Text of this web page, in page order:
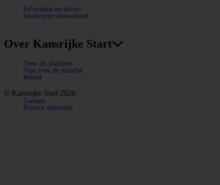
Informatie en advies
Inschrijven nieuwsbrief
Over Kansrijke Start
Over dit platform
Tips voor de redactie
Beleid
© Kansrijke Start 2026
Cookies
Privacy statement